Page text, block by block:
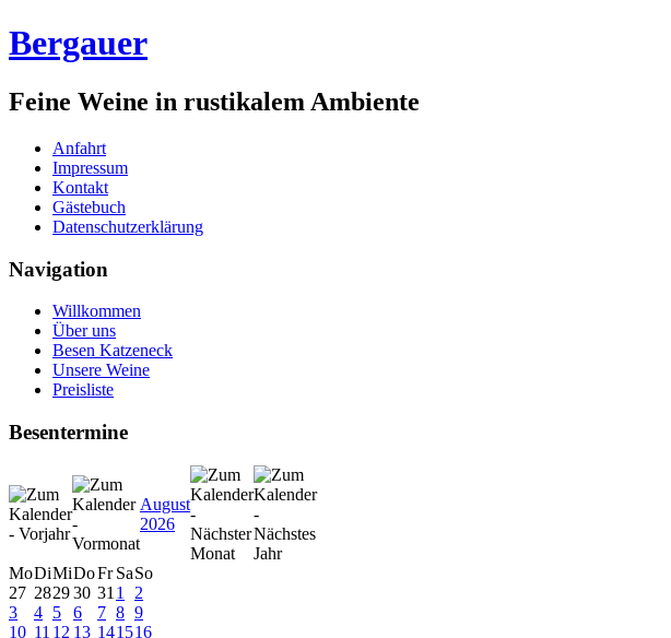
Bergauer
Feine Weine in rustikalem Ambiente
Anfahrt
Impressum
Kontakt
Gästebuch
Datenschutzerklärung
Navigation
Willkommen
Über uns
Besen Katzeneck
Unsere Weine
Preisliste
Besentermine
August
2026
MoDiMiDoFr SaSo
27 282930 31 1
2
3
4 5 6 7 8 9
10 11 12 13 141516